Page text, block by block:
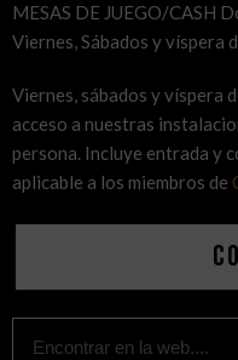
MESAS DE JUEGO/CASH
Viernes, Sábados y víspera
Viernes, sábados y víspera
acceso a nuestras
persona. Incluye entrada y
aplicable a los miembros de